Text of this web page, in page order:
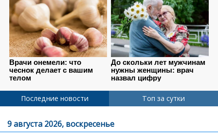
Последние новости Топ за сутки
9 августа 2026, воскресенье